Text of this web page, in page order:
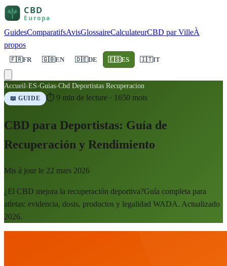
GuidesComparatifsAvisGlossaireCalculateurCBD par VilleÀ
propos
🇫🇷FR 🇬🇧EN 🇩🇪DE 🇪🇸ES 🇮🇹IT
Accueil›ES›Guias›Cbd Deportistas Recuperacion
📖 GUIDE ⏱9 min de lecture · 1650 mots
CBD para Deportistas: Guía de
Recuperación y Rendimiento
Mis à jour le 22 mars 2026
¿El CBD mejora la recuperación deportiva?Guía completa para
atletas: evidencia, dosis, productos y legalidad WADA. Actualizado
2026.